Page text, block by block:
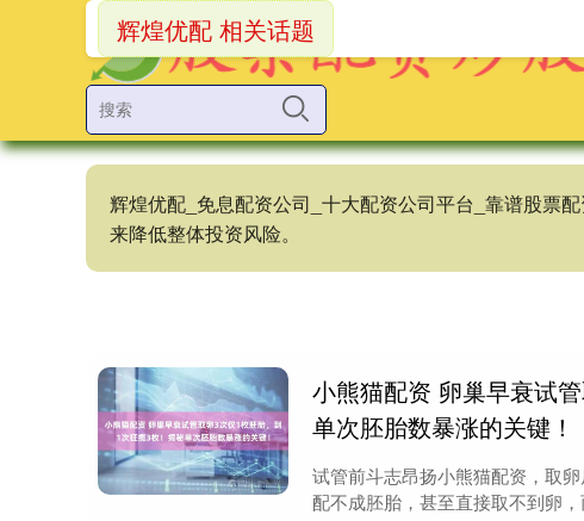
辉煌优配_免息配资公司_十大配资公司平台_靠谱股票
来降低整体投资风险。
辉煌优配 相关话题
小熊猫配资 卵巢早衰试
单次胚胎数暴涨的关键！
试管前斗志昂扬小熊猫配资，取
配不成胚胎，甚至直接取不到卵